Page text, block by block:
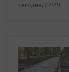
сегодня, 22:29